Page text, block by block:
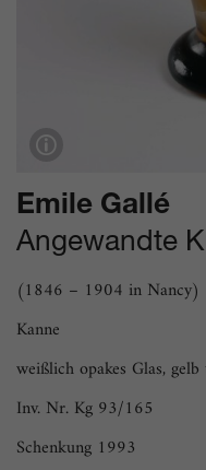
Emile Gallé
Angewandte
(1846 – 1904 in Nancy)
Kanne
weißlich opakes Glas,
Inv. Nr. Kg 93/165
Schenkung 1993